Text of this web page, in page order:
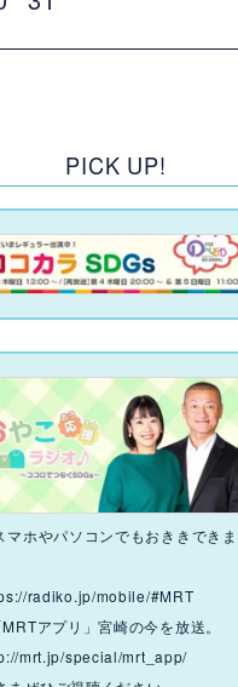
PICK UP!
マホやパソコンでもおききできま
radiko.jp/mobile/#MRT
アプリ」宮崎の今を放送。
mrt.jp/special/mrt_app/